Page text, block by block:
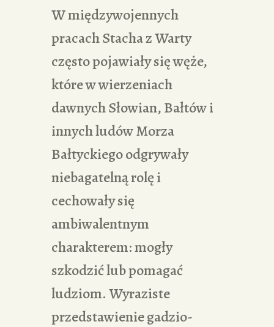
W międzywojennych
pracach Stacha z Warty
często pojawiały się węże,
które w wierzeniach
dawnych Słowian, Bałtów i
innych ludów Morza
Bałtyckiego odgrywały
niebagatelną rolę i
cechowały się
ambiwalentnym
charakterem: mogły
szkodzić lub pomagać
ludziom. Wyraziste
przedstawienie gadzio-